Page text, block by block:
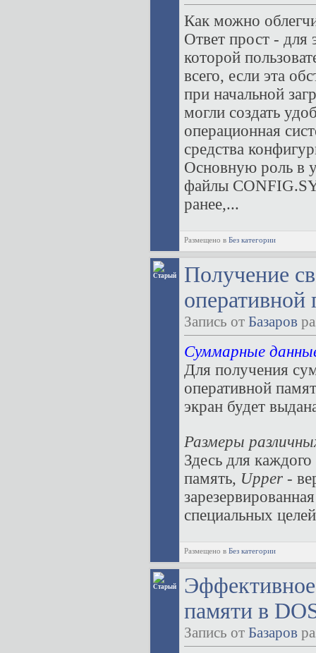
Как можно
Ответ прост - для
которой
всего, если эта
при начальной
могли создать
операционная
средства
Основную роль в
файлы
ранее,...
Размещено в Без категории
Получение
оперативной
Запись от Базаров
Суммарные
Для получения
оперативной
экран будет
Размеры
Здесь для
память, Upper -
специальных
Размещено в Без категории
памяти в
Запись от Базаров